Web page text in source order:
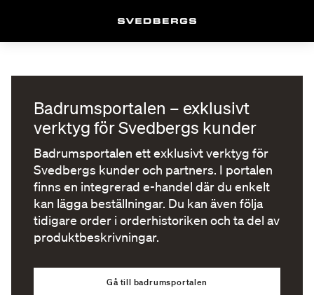
Badrumsportalen – exklusivt
verktyg för Svedbergs kunder
Badrumsportalen ett exklusivt verktyg för
Svedbergs kunder och partners. I portalen
finns en integrerad e-handel där du enkelt
kan lägga beställningar. Du kan även följa
tidigare order i orderhistoriken och ta del av
produktbeskrivningar.
Gå till badrumsportalen